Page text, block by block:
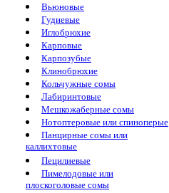
Вьюновые
Гудиевые
Иглобрюхие
Карповые
Карпозубые
Клинобрюхие
Кольчужные сомы
Лабиринтовые
Мешкожаберные сомы
Нотоптеровые или спиноперые
Панцирные сомы или
каллихтовые
Пецилиевые
Пимелодовые или
плоскоголовые сомы